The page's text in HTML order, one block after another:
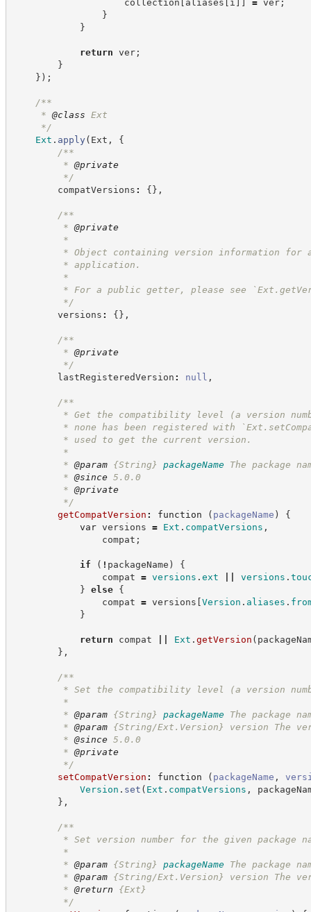
collection [ aliases [ i ] ] = ver;
}
}
return ver;
}
} ) ;
/**
* @class Ext
*/
Ext . apply ( Ext ,
{
/**
* @private
*/
compatVersions : {} ,
/**
* @private
*
* Object containing version information for all
* application.
*
* For a public getter, please see
*/
versions : {} ,
/**
* @private
*/
lastRegisteredVersion : null ,
/**
* Get the compatibility level (a version
* none has been registered with
* used to get the current version.
*
* @param {String} packageName
The package
* @since 5.0.0
* @private
*/
getCompatVersion : function ( packageName )
{
var versions = Ext . compatVersions ,
compat ;
if ( ! packageName )
{
compat = versions . ext versions .
} else
{
compat = versions [Version . aliases .
}
return compat Ext . getVersion (
} ,
/**
* Set the compatibility level (a version number)
*
* @param {String} packageName
The package
* @param {String/Ext.Version} version The
* @since 5.0.0
* @private
*/
setCompatVersion : function ( packageName ,
Version . set ( Ext . compatVersions ,
} ,
/**
* Set version number for the given package
*
* @param {String} packageName
The package
* @param {String/Ext.Version} version The
* @return
{Ext}
*/